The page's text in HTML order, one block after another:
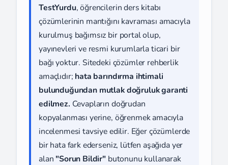
TestYurdu, öğrencilerin ders kitabı
çözümlerinin mantığını kavraması amacıyla
kurulmuş bağımsız bir portal olup,
yayınevleri ve resmi kurumlarla ticari bir
bağı yoktur. Sitedeki çözümler rehberlik
amaçlıdır; hata barındırma ihtimali
bulunduğundan mutlak doğruluk garanti
edilmez. Cevapların doğrudan
kopyalanması yerine, öğrenmek amacıyla
incelenmesi tavsiye edilir. Eğer çözümlerde
bir hata fark ederseniz, lütfen aşağıda yer
alan "Sorun Bildir" butonunu kullanarak